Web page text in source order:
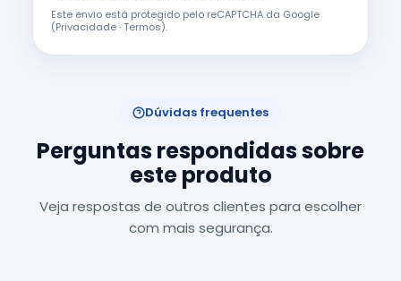
Este envio está protegido pelo reCAPTCHA da Google
(Privacidade·Termos).
Dúvidas frequentes
Perguntas respondidas sobre
este produto
Veja respostas de outros clientes para escolher
com mais segurança.